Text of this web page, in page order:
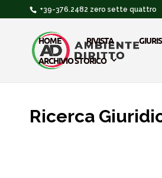
+39-376.2482 zero sette quattro
HOME RIVISTA
ARCHIVIO STORICO
Ricerca